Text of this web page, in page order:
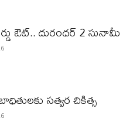
ఔట్‌.. దురంధ‌ర్ 2 సునామీ
సత్వర చికిత్స